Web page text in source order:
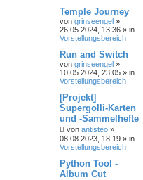
Temple Journey
von grinseengel »
26.05.2024, 13:36 » in
Vorstellungsbereich
Run and Switch
von grinseengel »
10.05.2024, 23:05 » in
Vorstellungsbereich
[Projekt]
Supergolli-Karten
und -Sammelhefte
von antisteo »
08.08.2023, 18:19 » in
Vorstellungsbereich
Python Tool -
Album Cut